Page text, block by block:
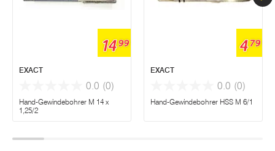
1499
EXACT
0.0 (0)
Hand-Gewindebohrer M 14 x
1,25/2
479
EXACT
0.0 (0)
Hand-Gewindebohrer HSS M 6/1